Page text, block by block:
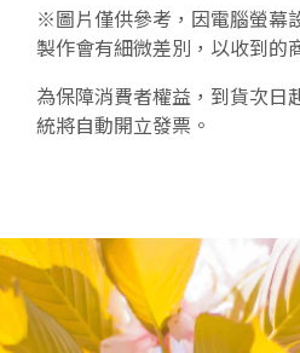
※圖片僅供參考，因電腦螢幕
製作會有細微差別，以收到的
為保障消費者權益，到貨次日
統將自動開立發票。